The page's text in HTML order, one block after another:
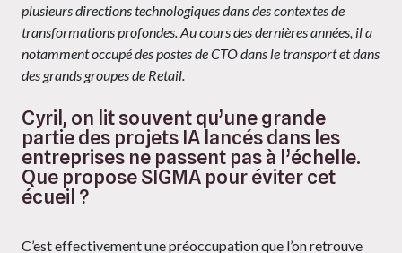
plusieurs directions technologiques dans des contextes de
transformations profondes. Au cours des dernières années, il a
notamment occupé des postes de CTO dans le transport et dans
des grands groupes de Retail.
Cyril, on lit souvent qu’une grande
partie des projets IA lancés dans les
entreprises ne passent pas à l’échelle.
Que propose SIGMA pour éviter cet
écueil ?
C’est effectivement une préoccupation que l’on retrouve